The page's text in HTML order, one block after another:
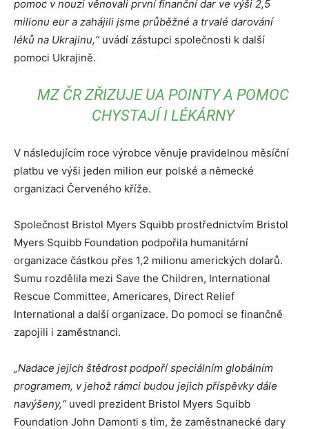
pomoc v nouzi věnovali první finanční dar ve výši 2,5
milionu eur a zahájili jsme průběžné a trvalé darování
léků na Ukrajinu,“ uvádí zástupci společnosti k další
pomoci Ukrajině.
MZ ČR ZŘIZUJE UA POINTY A POMOC
CHYSTAJÍ I LÉKÁRNY
V následujícím roce výrobce věnuje pravidelnou měsíční
platbu ve výši jeden milion eur polské a německé
organizaci Červeného kříže.
Společnost Bristol Myers Squibb prostřednictvím Bristol
Myers Squibb Foundation podpořila humanitární
organizace částkou přes 1,2 milionu amerických dolarů.
Sumu rozdělila mezi Save the Children, International
Rescue Committee, Americares, Direct Relief
International a další organizace. Do pomoci se finančně
zapojili i zaměstnanci.
„Nadace jejich štědrost podpoří speciálním globálním
programem, v jehož rámci budou jejich příspěvky dále
navýšeny,“uvedl prezident Bristol Myers Squibb
Foundation John Damonti s tím, že zaměstnanecké dary